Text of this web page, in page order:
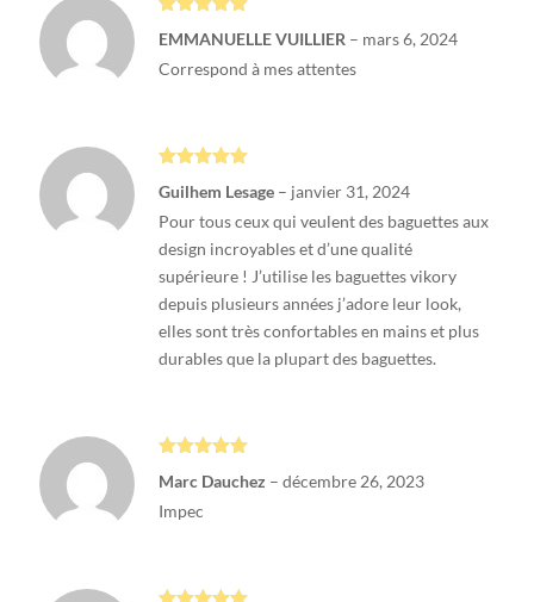
5
EMMANUELLE VUILLIER – mars 6, 2024
Correspond à mes attentes
5
Guilhem Lesage – janvier 31, 2024
Pour tous ceux qui veulent des baguettes aux
design incroyables et d’une qualité
supérieure ! J’utilise les baguettes vikory
depuis plusieurs années j’adore leur look,
elles sont très confortables en mains et plus
durables que la plupart des baguettes.
5
Marc Dauchez – décembre 26, 2023
Impec